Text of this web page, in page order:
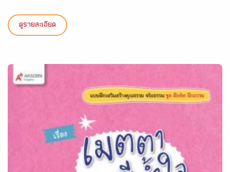
ดูรายละเอียด